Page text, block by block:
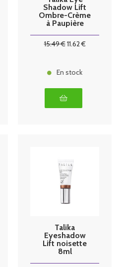
Shadow Lift
Ombre-Crème
à Paupière
15.49€11.62€
En stock
Talika
Eyeshadow
Lift noisette
8ml